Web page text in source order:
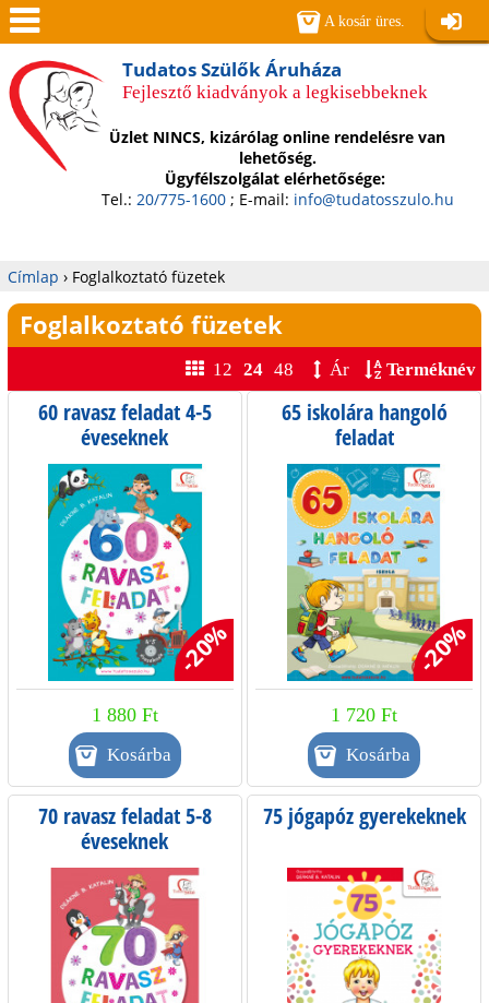
Jump to navigation
Tudatos Szülők Áruháza
Fejlesztő kiadványok a legkisebbeknek
Üzlet NINCS, kizárólag online rendelésre van
lehetőség.
Ügyfélszolgálat elérhetősége:
Tel.: 20/775-1600; E-mail: info@tudatosszulo.hu
Jelenlegi
hely
Címlap › Foglalkoztató füzetek
Foglalkoztató füzetek
12 24 48 Ár Terméknév
60 ravasz feladat 4-5
éveseknek
-20%
1 880 Ft
65 iskolára hangoló
feladat
-20%
1 720 Ft
70 ravasz feladat 5-8
éveseknek
75 jógapóz gyerekeknek
A kosár üres.
Men
ü